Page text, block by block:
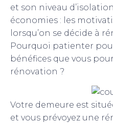
et son niveau
économies : les
lorsqu’on se décide à
Pourquoi patienter
bénéfices que vous
rénovation ?
Votre demeure est
et vous prévoyez une